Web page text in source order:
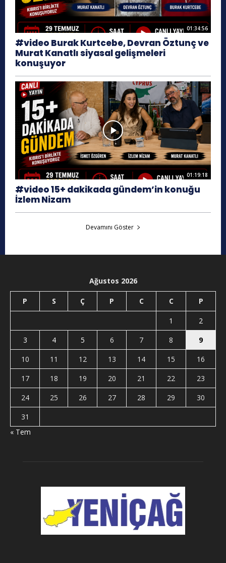
01:34:56
#video Burak Kurtcebe, Devran Öztunç ve
Murat Kanatlı siyasal gelişmeleri
konuşuyor
01:19:18
#video 15+ dakikada gündem’in konuğu
İzlem Nizam
Devamını Göster
Ağustos 2026
P S Ç P C C P
1
2
3
4 5 6 7 8
9
10
11 12 13 14 15
16
17
18 19 20 21 22
23
24
25 26 27 28 29
30
31
« Tem